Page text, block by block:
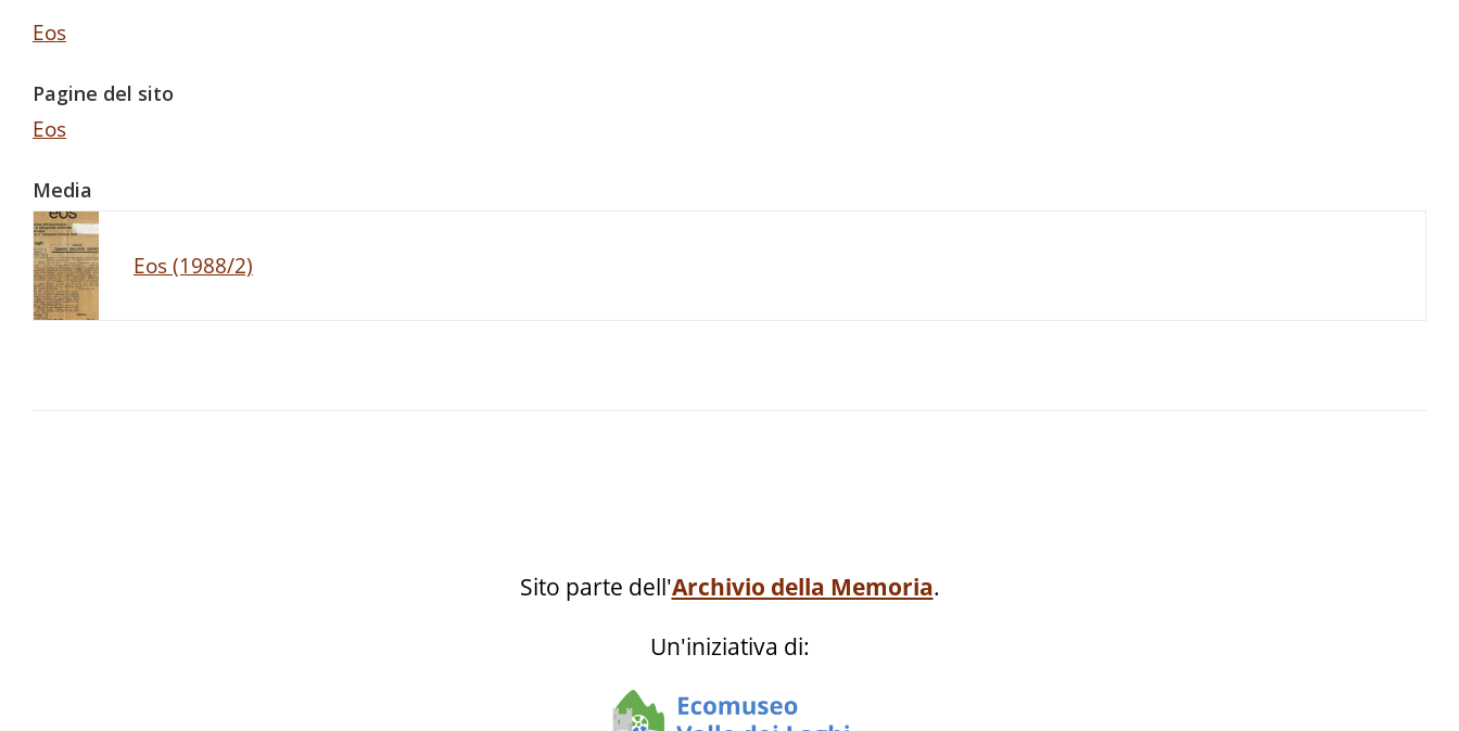
Eos
Pagine del sito
Eos
Media
Eos (1988/2)
Sito parte dell'Archivio della Memoria.
Un'iniziativa di: